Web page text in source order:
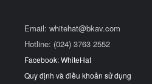
Email: whitehat@bkav.com
Hotline: (024) 3763 2552
Facebook: WhiteHat
Quy định và điều khoản sử dụng